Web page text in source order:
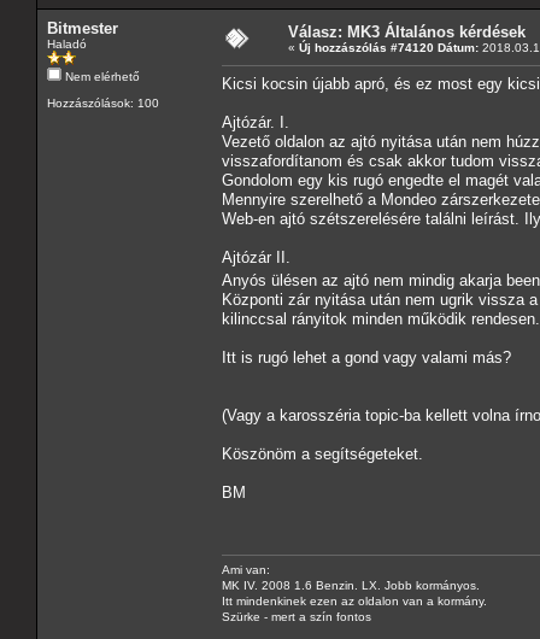
Bitmester
Haladó
Nem elérhető
Hozzászólások: 100
Válasz: MK3 Általános kérdések
« Új hozzászólás #74120 Dátum:
Kicsi kocsin újabb apró, és ez most egy
Ajtózár. I.
Vezető oldalon az ajtó nyitása után nem
visszafordítanom és csak akkor tudom
Gondolom egy kis rugó engedte el magét
Mennyire szerelhető a Mondeo
Web-en ajtó szétszerelésére találni leírást.
Ajtózár II.
Anyós ülésen az ajtó nem mindig akarja
Központi zár nyitása után nem ugrik vissza
kilinccsal rányitok minden működik rendesen.
Itt is rugó lehet a gond vagy valami más?
(Vagy a karosszéria topic-ba kellett volna
Köszönöm a segítségeteket.
BM
Ami van:
MK IV. 2008 1.6 Benzin. LX. Jobb kormányos.
Itt mindenkinek ezen az oldalon van a kormány.
Szürke - mert a szín fontos